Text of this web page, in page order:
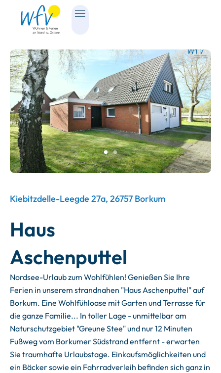
Kiebitzdelle-Leegde 27a, 26757 Borkum
Haus
Aschenputtel
Nordsee-Urlaub zum Wohlfühlen! Genießen Sie Ihre
Ferien in unserem strandnahen "Haus Aschenputtel" auf
Borkum. Eine Wohlfühloase mit Garten und Terrasse für
die ganze Familie... In toller Lage - unmittelbar am
Naturschutzgebiet "Greune Stee" und nur 12 Minuten
Fußweg vom Borkumer Südstrand entfernt - erwarten
Sie traumhafte Urlaubstage. Einkaufsmöglichkeiten und
ein Bäcker sowie ein Fahrradverleih befinden sich ganz in